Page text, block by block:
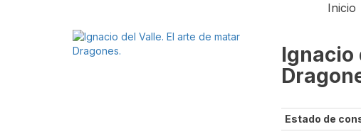
Inicio
Ignacio
Estado de